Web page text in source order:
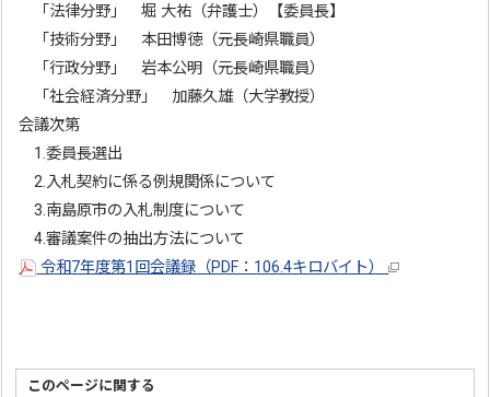
「法律分野」 堀 大祐（弁護士）【委員長】
「技術分野」 本田博徳（元長崎県職員）
「行政分野」 岩本公明（元長崎県職員）
「社会経済分野」 加藤久雄（大学教授）
会議次第
1.委員長選出
2.入札契約に係る例規関係について
3.南島原市の入札制度について
4.審議案件の抽出方法について
令和7年度第1回会議録（PDF：106.4キロバイト）
このページに関する